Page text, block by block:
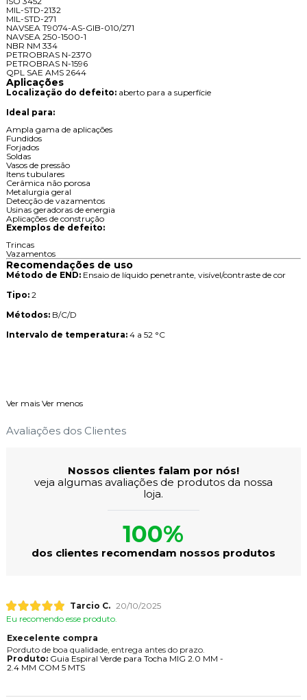
MIL-STD-2132
MIL-STD-271
NAVSEA T9074-AS-GIB-010/271
NAVSEA 250-1500-1
NBR NM 334
PETROBRAS N-2370
PETROBRAS N-1596
QPL SAE AMS 2644
Aplicações
Localização do defeito: aberto para a superfície
Ideal para:
Ampla gama de aplicações
Fundidos
Forjados
Soldas
Vasos de pressão
Itens tubulares
Cerâmica não porosa
Metalurgia geral
Detecção de vazamentos
Usinas geradoras de energia
Aplicações de construção
Exemplos de defeito:
Trincas
Vazamentos
Recomendações de uso
Método de END:Ensaio de líquido penetrante, visível/contraste de cor
Tipo:2
Métodos:B/C/D
Intervalo de temperatura: 4 a 52 °C
Ver mais Ver menos
Avaliações dos Clientes
Nossos clientes falam por nós!
veja algumas avaliações de produtos da nossa
loja.
100%
dos clientes recomendam nossos produtos
Tarcio C. 20/10/2025
Eu recomendo esse produto.
Execelente compra
Porduto de boa qualidade, entrega antes do prazo.
Produto:Guia Espiral Verde para Tocha MIG 2.0 MM -
2.4 MM COM 5 MTS